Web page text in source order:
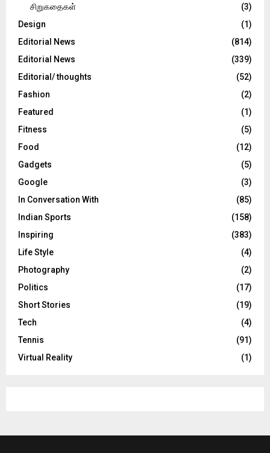
சிறுகதைகள்
(3)
Design
(1)
Editorial News
(814)
Editorial News
(339)
Editorial/ thoughts
(52)
Fashion
(2)
Featured
(1)
Fitness
(5)
Food
(12)
Gadgets
(5)
Google
(3)
In Conversation With
(85)
Indian Sports
(158)
Inspiring
(383)
Life Style
(4)
Photography
(2)
Politics
(17)
Short Stories
(19)
Tech
(4)
Tennis
(91)
Virtual Reality
(1)